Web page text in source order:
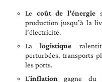
Le coût de l’énergie
production jusqu’à la
l’électricité.
Lalogistique ralentit
perturbées, transports
les ports.
L’inflation gagne du